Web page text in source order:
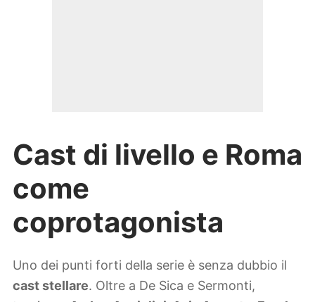
Cast di livello e Roma
come
coprotagonista
Uno dei punti forti della serie è senza dubbio il
cast stellare. Oltre a De Sica e Sermonti,